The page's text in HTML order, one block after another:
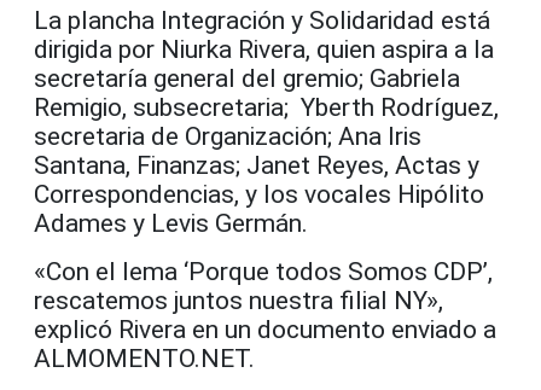
La plancha Integración y Solidaridad está
dirigida por Niurka Rivera, quien aspira a la
secretaría general del gremio; Gabriela
Remigio, subsecretaria; Yberth Rodríguez,
secretaria de Organización; Ana Iris
Santana, Finanzas; Janet Reyes, Actas y
Correspondencias, y los vocales Hipólito
Adames y Levis Germán.
«Con el lema ‘Porque todos Somos CDP’,
rescatemos juntos nuestra filial NY»,
explicó Rivera en un documento enviado a
ALMOMENTO.NET.